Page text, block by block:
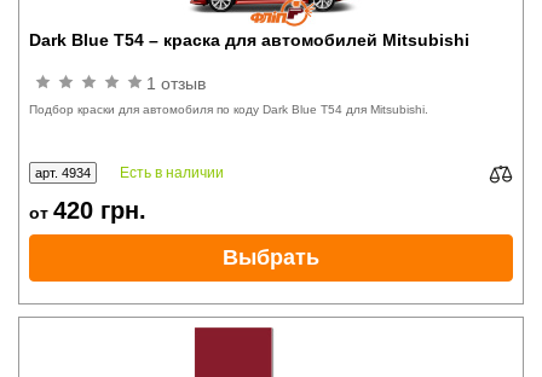
Dark Blue T54 – краска для автомобилей Mitsubishi
1 отзыв
Подбор краски для автомобиля по коду Dark Blue T54 для Mitsubishi.
арт. 4934 Есть в наличии
от 420 грн.
Выбрать